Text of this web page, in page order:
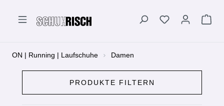
ON | Running | Laufschuhe Damen
PRODUKTE FILTERN